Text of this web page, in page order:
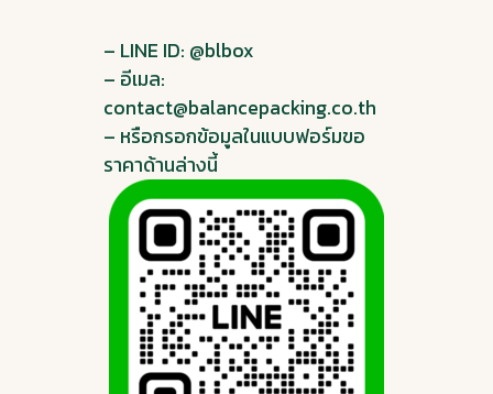
– LINE ID: @blbox
– อีเมล:
contact@balancepacking.co.th
– หรือกรอกข้อมูลในแบบฟอร์มขอ
ราคาด้านล่างนี้